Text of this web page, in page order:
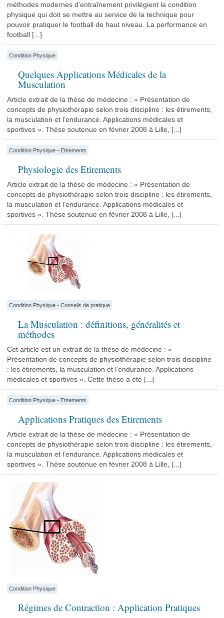
méthodes modernes d’entraînement privilégient la condition
physique qui doit se mettre au service de la technique pour
pouvoir pratiquer le football de haut niveau. La performance en
football [...]
Condition Physique
Quelques Applications Médicales de la
Musculation
Article extrait de la thèse de médecine : « Présentation de
concepts de physiothérapie selon trois discipline : les étirements,
la musculation et l’endurance. Applications médicales et
sportives ». Thèse soutenue en février 2008 à Lille, [...]
Condition Physique • Etirements
Physiologie des Etirements
Article extrait de la thèse de médecine : « Présentation de
concepts de physiothérapie selon trois discipline : les étirements,
la musculation et l’endurance. Applications médicales et
sportives ». Thèse soutenue en février 2008 à Lille, [...]
Condition Physique •Conseils de pratique
La Musculation : définitions, généralités et
méthodes
Cet article est un extrait de la thèse de médecine : «
Présentation de concepts de physiothérapie selon trois discipline
: les étirements, la musculation et l’endurance. Applications
médicales et sportives ». Cette thèse a été [...]
Condition Physique • Etirements
Applications Pratiques des Etirements
Article extrait de la thèse de médecine : « Présentation de
concepts de physiothérapie selon trois discipline : les étirements,
la musculation et l’endurance. Applications médicales et
sportives ». Thèse soutenue en février 2008 à Lille, [...]
Condition Physique
Régimes de Contraction : Application Pratiques